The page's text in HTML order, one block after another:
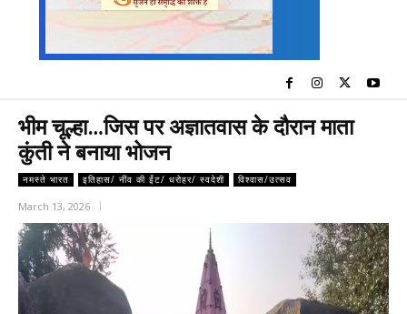
भीम चूल्हा…जिस पर अज्ञातवास के दौरान माता
कुंती ने बनाया भोजन
नमस्ते भारत इतिहास/ नींव की ईंट/ धरोहर/ स्वदेशी विश्वास/उत्सव
March 13, 2026